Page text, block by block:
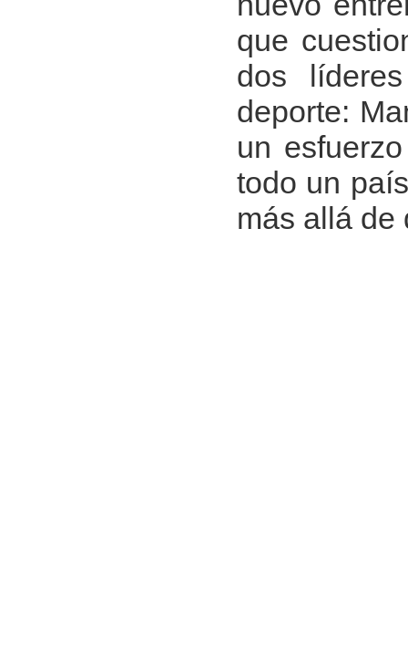
que
dos
deporte:
un
todo un
más allá de